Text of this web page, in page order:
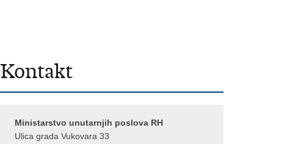
Kontakt
Ministarstvo unutarnjih poslova RH
Ulica grada Vukovara 33